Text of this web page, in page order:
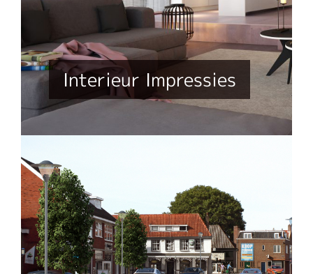
Interieur Impressies